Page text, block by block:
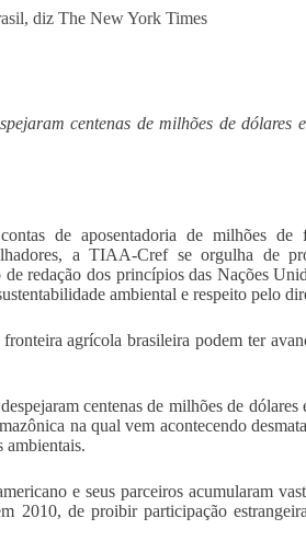
diz The New York Times
centenas de milhões de dólares
de aposentadoria de milhões de
a TIAA-Cref se orgulha de
redação dos princípios das Nações
ambiental e respeito pelo
agrícola brasileira podem ter
centenas de milhões de dólares
na qual vem acontecendo
ambientais.
e seus parceiros acumularam
2010, de proibir participação